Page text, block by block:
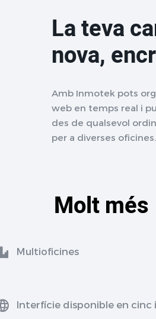
La teva
nova,
Amb Inmotek pots
web en temps real i
des de qualsevol
per a diverses oficines.
Molt més
Multioficines
Interfície disponible en cinc